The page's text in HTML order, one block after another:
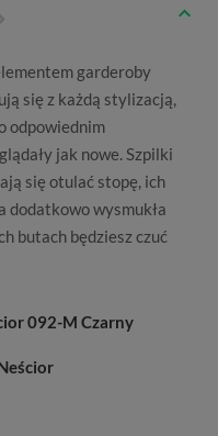
garderoby
się z każdą stylizacją,
odpowiednim
jak nowe.Szpilki
się otulać stopę, ich
wysmukła
butach będziesz czuć
092-M Czarny